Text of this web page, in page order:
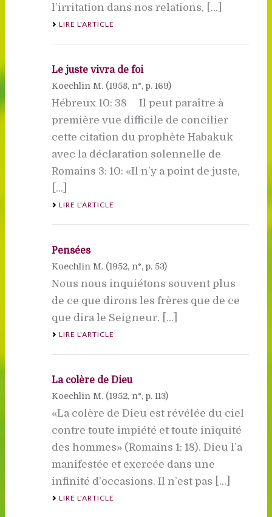
l’irritation dans nos relations, [...]
LIRE L'ARTICLE
Le juste vivra de foi
Koechlin M. (1958, n°, p. 169)
Hébreux 10: 38 Il peut paraître à
première vue difficile de concilier
cette citation du prophète Habakuk
avec la déclaration solennelle de
Romains 3: 10: «Il n’y a point de juste,
[...]
LIRE L'ARTICLE
Pensées
Koechlin M. (1952, n°, p. 53)
Nous nous inquiétons souvent plus
de ce que dirons les frères que de ce
que dira le Seigneur. [...]
LIRE L'ARTICLE
La colère de Dieu
Koechlin M. (1952, n°, p. 113)
«La colère de Dieu est révélée du ciel
contre toute impiété et toute iniquité
des hommes» (Romains 1: 18). Dieu l’a
manifestée et exercée dans une
infinité d’occasions. Il n’est pas [...]
LIRE L'ARTICLE